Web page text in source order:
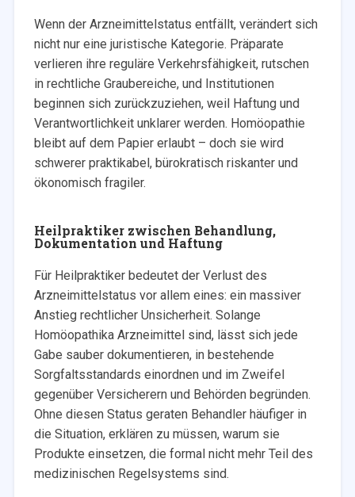
Wenn der Arzneimittelstatus entfällt, verändert sich
nicht nur eine juristische Kategorie. Präparate
verlieren ihre reguläre Verkehrsfähigkeit, rutschen
in rechtliche Graubereiche, und Institutionen
beginnen sich zurückzuziehen, weil Haftung und
Verantwortlichkeit unklarer werden. Homöopathie
bleibt auf dem Papier erlaubt – doch sie wird
schwerer praktikabel, bürokratisch riskanter und
ökonomisch fragiler.
Heilpraktiker zwischen Behandlung,
Dokumentation und Haftung
Für Heilpraktiker bedeutet der Verlust des
Arzneimittelstatus vor allem eines: ein massiver
Anstieg rechtlicher Unsicherheit. Solange
Homöopathika Arzneimittel sind, lässt sich jede
Gabe sauber dokumentieren, in bestehende
Sorgfaltsstandards einordnen und im Zweifel
gegenüber Versicherern und Behörden begründen.
Ohne diesen Status geraten Behandler häufiger in
die Situation, erklären zu müssen, warum sie
Produkte einsetzen, die formal nicht mehr Teil des
medizinischen Regelsystems sind.